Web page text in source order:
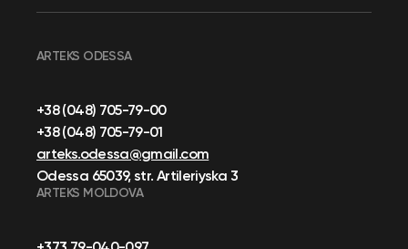
ARTEKS ODESSA
+38 (048) 705-79-00
+38 (048) 705-79-01
arteks.odessa@gmail.com
Odessa 65039, str. Artileriyska 3
ARTEKS MOLDOVA